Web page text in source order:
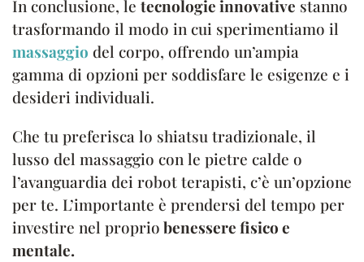
In conclusione, le tecnologie innovative stanno
trasformando il modo in cui sperimentiamo il
massaggio del corpo, offrendo un’ampia
gamma di opzioni per soddisfare le esigenze e i
desideri individuali.
Che tu preferisca lo shiatsu tradizionale, il
lusso del massaggio con le pietre calde o
l’avanguardia dei robot terapisti, c’è un’opzione
per te. L’importante è prendersi del tempo per
investire nel propriobenessere fisico e
mentale.